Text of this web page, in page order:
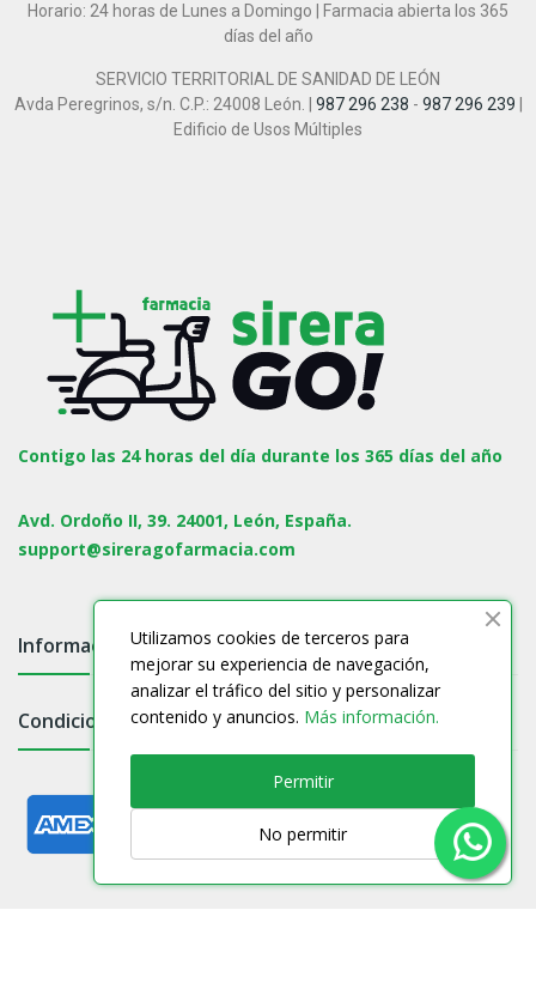
Horario: 24 horas de Lunes a Domingo | Farmacia abierta los 365
días del año
SERVICIO TERRITORIAL DE SANIDAD DE LEÓN
Avda Peregrinos, s/n. C.P.: 24008 León. | 987 296 238 - 987 296 239
Edificio de Usos Múltiples
Contigo las 24 horas del día durante los 365 días del año
Avd. Ordoño II, 39. 24001, León, España.
support@sireragofarmacia.com
Información
Condiciones
Utilizamos cookies de terceros para
mejorar su experiencia de navegación,
analizar el tráfico del sitio y personalizar
contenido y anuncios. Más información.
Permitir
No permitir